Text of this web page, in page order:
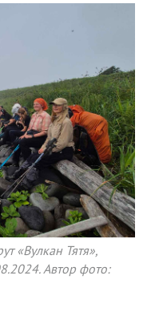
«Вулкан Тятя»,
Автор фото: